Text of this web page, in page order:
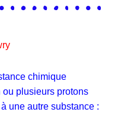
chimique
plusieurs protons
une autre substance :